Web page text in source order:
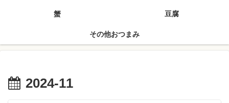
蟹 豆腐
その他おつまみ
2024-11